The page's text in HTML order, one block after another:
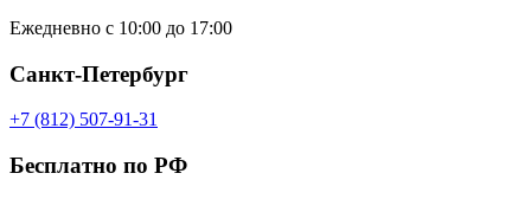
Ежедневно с 10:00 до 17:00
Санкт-Петербург
+7 (812) 507-91-31
Бесплатно по РФ